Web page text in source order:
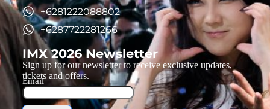
+6281222088802
+6287722281266
IMX 2026 Newsletter
Sign up for our newsletter to receive exclusive updates,
tickets and offers.
Email